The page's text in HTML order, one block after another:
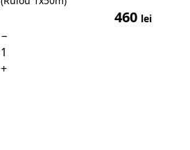
460 lei
−
+